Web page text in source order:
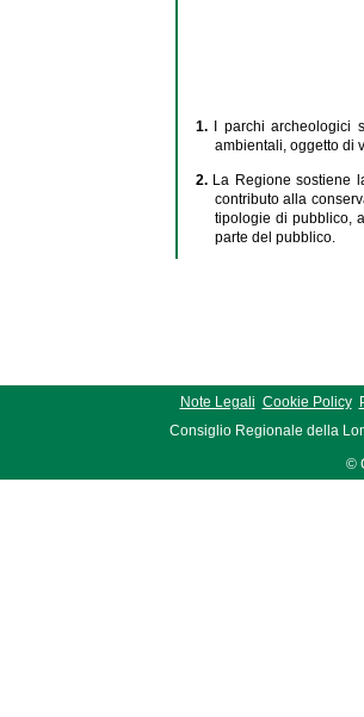
1.
I parchi
ambientali, oggetto di
2. La Regione sostiene
contributo alla
tipologie di pubblico,
parte del pubblico.
Note Legali Cookie Policy
Consiglio Regionale della
©